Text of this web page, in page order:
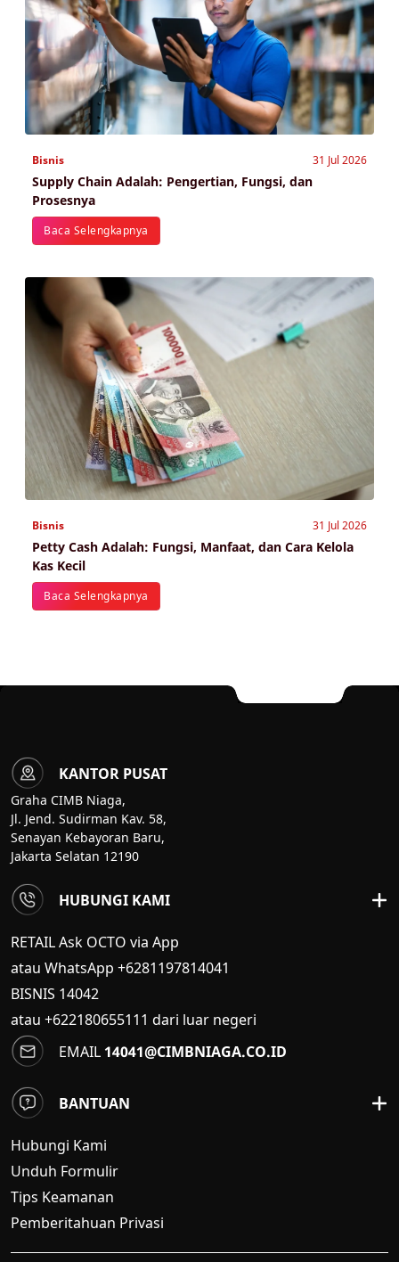
Bisnis 31 Jul 2026
Supply Chain Adalah: Pengertian, Fungsi, dan
Prosesnya
Baca Selengkapnya
Bisnis 31 Jul 2026
Petty Cash Adalah: Fungsi, Manfaat, dan Cara Kelola
Kas Kecil
Baca Selengkapnya
KANTOR PUSAT
Graha CIMB Niaga,
Jl. Jend. Sudirman Kav. 58,
Senayan Kebayoran Baru,
Jakarta Selatan 12190
HUBUNGI KAMI
RETAIL Ask OCTO via App
atau WhatsApp +6281197814041
BISNIS 14042
atau +622180655111 dari luar negeri
EMAIL 14041@CIMBNIAGA.CO.ID
BANTUAN
Hubungi Kami
Unduh Formulir
Tips Keamanan
Pemberitahuan Privasi